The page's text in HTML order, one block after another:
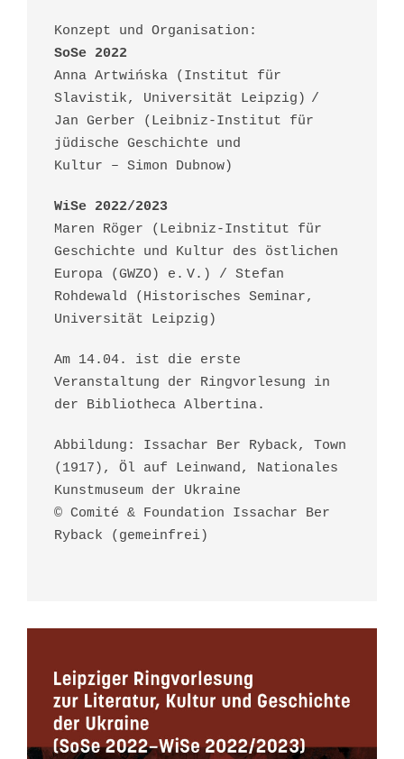
Konzept und Organisation:
SoSe 2022
Anna Artwińska (Institut für
Slavistik, Universität Leipzig) /
Jan Gerber (Leibniz-Institut für
jüdische Geschichte und
Kultur – Simon Dubnow)
WiSe 2022/2023
Maren Röger (Leibniz-Institut für
Geschichte und Kultur des östlichen
Europa (GWZO) e. V.) / Stefan
Rohdewald (Historisches Seminar,
Universität Leipzig)
Am 14.04. ist die erste
Veranstaltung der Ringvorlesung in
der Bibliotheca Albertina.
Abbildung: Issachar Ber Ryback, Town
(1917), Öl auf Leinwand, Nationales
Kunstmuseum der Ukraine
© Comité & Foundation Issachar Ber
Ryback (gemeinfrei)